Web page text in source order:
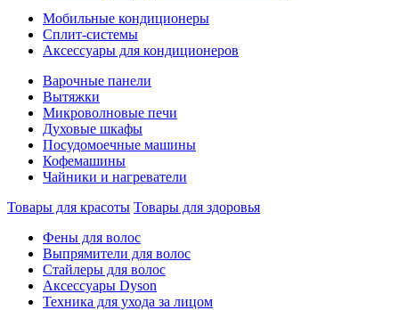
Мобильные кондиционеры
Сплит-системы
Аксессуары для кондиционеров
Варочные панели
Вытяжки
Микроволновые печи
Духовые шкафы
Посудомоечные машины
Кофемашины
Чайники и нагреватели
Товары для красоты Товары для здоровья
Фены для волос
Выпрямители для волос
Стайлеры для волос
Аксессуары Dyson
Техника для ухода за лицом